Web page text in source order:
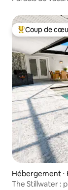
Coups de cœur
Coup de
Hébergement ⋅
The Stillwater :